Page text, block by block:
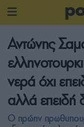
Αντώνης
νερά όχι
αλλά επειδή
Ο πρώην